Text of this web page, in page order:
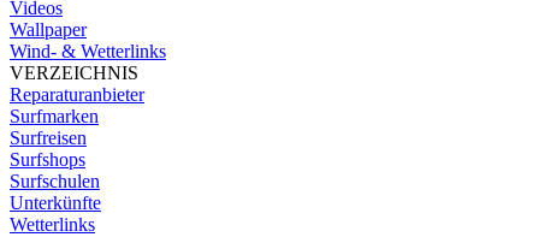
Videos
Wallpaper
Wind- & Wetterlinks
VERZEICHNIS
Reparaturanbieter
Surfmarken
Surfreisen
Surfshops
Surfschulen
Unterkünfte
Wetterlinks